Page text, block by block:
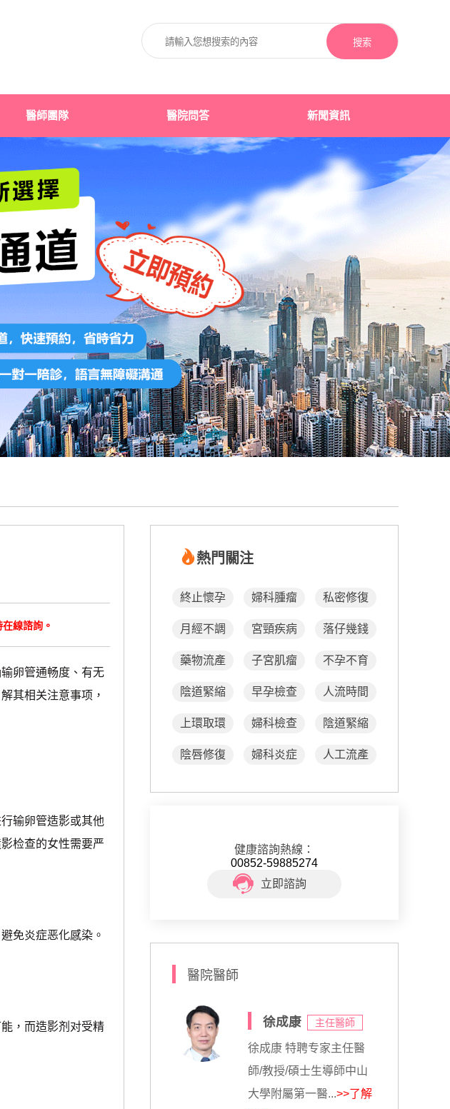
搜索
醫師團隊 醫院問答 新聞資訊
線諮詢。
卵管通畅度、有无
其相关注意事项，
输卵管造影或其他
检查的女性需要严
免炎症恶化感染。
，而造影剂对受精
熱門關注
終止懷孕 婦科腫瘤 私密修復
月經不調 宮頸疾病 落仔幾錢
藥物流產 子宮肌瘤 不孕不育
陰道緊縮 早孕檢查 人流時間
上環取環 婦科檢查 陰道緊縮
陰唇修復 婦科炎症 人工流產
健康諮詢熱線：
00852-59885274
立即諮詢
醫院醫師
徐成康 主任醫師
徐成康 特聘专家主任醫
師/教授/碩士生導師中山
大學附屬第一醫...>>了解